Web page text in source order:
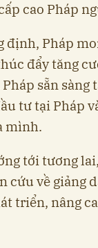
cao Pháp
định, Pháp
đẩy tăng
sẵn
tư tại Pháp
mình.
tới tương
cứu về giảng
triển, nâng